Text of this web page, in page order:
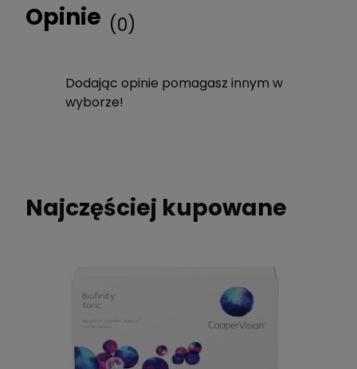
Opinie (0)
Dodając opinie pomagasz innym w
wyborze!
Najczęściej kupowane